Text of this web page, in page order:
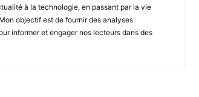
à la technologie, en passant par la vie
objectif est de fournir des analyses
informer et engager nos lecteurs dans des